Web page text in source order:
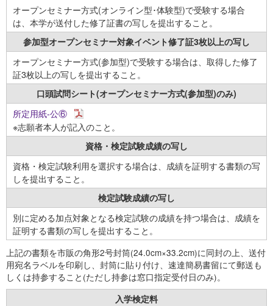
オープンセミナー方式(オンライン型･体験型)で受験する場合
は、本学が送付した修了証書の写しを提出すること。
参加型オープンセミナー対象イベント修了証3枚以上の写し
オープンセミナー方式(参加型)で受験する場合は、取得した修了
証3枚以上の写しを提出すること。
口頭試問シート(オープンセミナー方式(参加型)のみ)
所定用紙-公⑥
※志願者本人が記入のこと。
資格・検定試験成績の写し
資格・検定試験利用を選択する場合は、成績を証明する書類の写
しを提出すること。
検定試験成績の写し
別に定める加点対象となる検定試験の成績を持つ場合は、成績を
証明する書類の写しを提出すること。
上記の書類を市販の角形2号封筒(24.0cm×33.2cm)に同封の上、送付
用宛名ラベルを印刷し、封筒に貼り付け、速達簡易書留にて郵送も
しくは持参すること(ただし持参は窓口指定受付日のみ)。
入学検定料